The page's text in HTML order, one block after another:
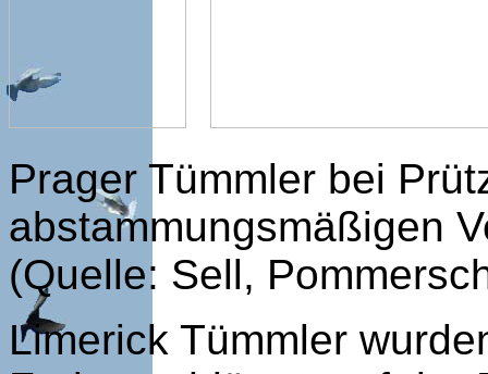
Prager Tümmler bei
abstammungsmäßigen
(Quelle: Sell,
Limerick Tümmler